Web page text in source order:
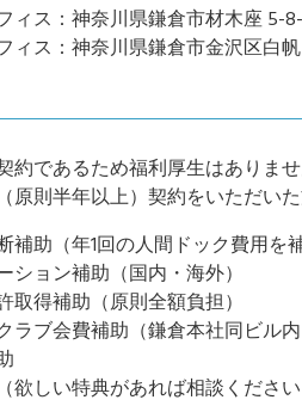
ィス：神奈川県鎌倉市材木座 5-8-
ィス：神奈川県鎌倉市金沢区白
約であるため福利厚生はありませ
原則半年以上）契約をいただい
補助（年1回の人間ドック費用を
ション補助（国内・海外）
取得補助（原則全額負担）
ラブ会費補助（鎌倉本社同ビル内
欲しい特典があれば相談ください